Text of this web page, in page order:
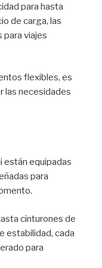
para hasta
de carga, las
viajes
flexibles, es
las necesidades
están equipadas
para
cinturones de
estabilidad, cada
para